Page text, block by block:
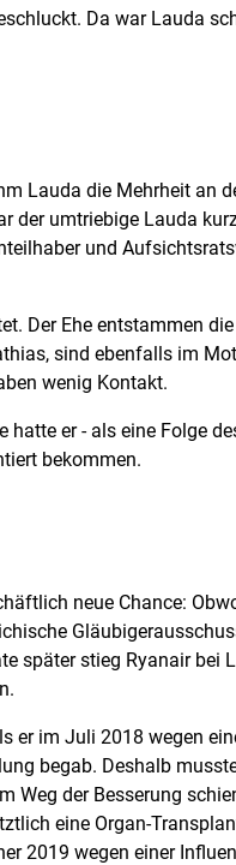
Da war Lauda
Lauda die Mehrheit an
der umtriebige Lauda
und
Der Ehe entstammen
sind ebenfalls im
wenig Kontakt.
er - als eine Folge
bekommen.
neue Chance:
später stieg Ryanair bei
er im Juli 2018 wegen
begab. Deshalb
Weg der Besserung
eine Organ-
2019 wegen einer